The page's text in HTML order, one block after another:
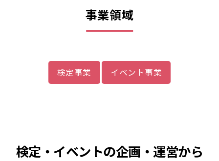
事業領域
検定事業 イベント事業
検定・イベントの企画・運営から